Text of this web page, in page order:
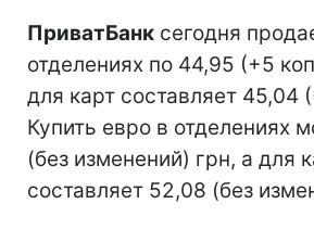
ПриватБанк сегодня
отделениях по 44,95 (+5
для карт составляет 45,04
Купить евро в отделениях
(без изменений) грн, а для
составляет 52,08 (без